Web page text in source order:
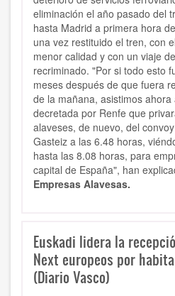
eliminación el año pasado del
hasta Madrid a primera hora
una vez restituido el tren, con
menor calidad y con un viaje
recriminado. "Por si todo esto
meses después de que fuera
de la mañana, asistimos
decretada por Renfe que
alaveses, de nuevo, del
Gasteiz a las 6.48 horas,
hasta las 8.08 horas, para
capital de España", han
Empresas Alavesas.
Euskadi lidera la
Next europeos por
(Diario Vasco)